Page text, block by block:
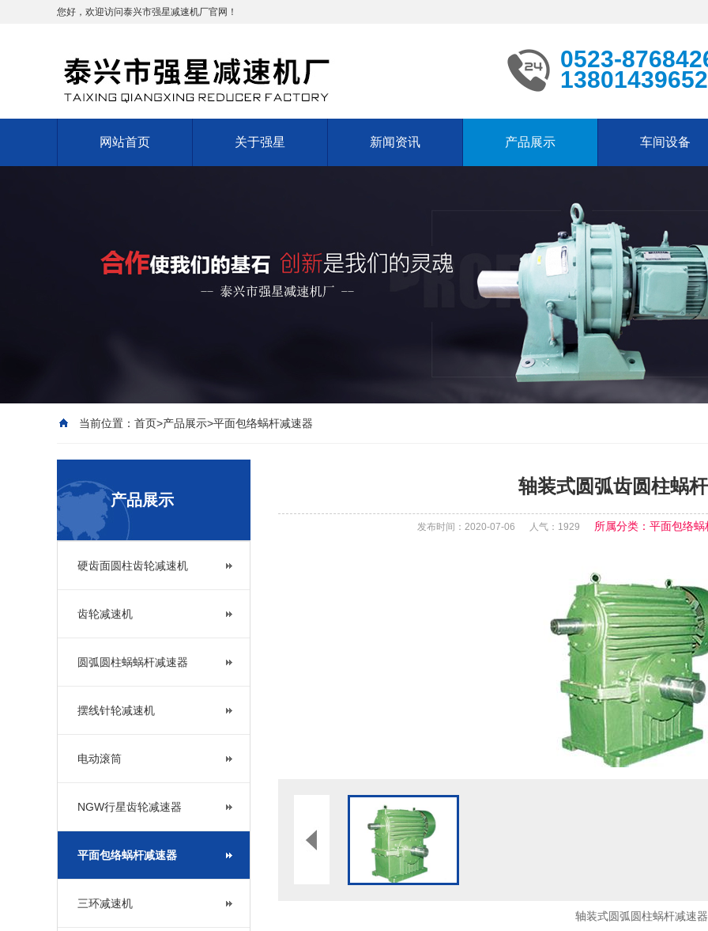
您好，欢迎访问泰兴市强星减速机厂官网！
0523-
13801439652
网站首页 关于强星 新闻资讯 产品展示 车间设备
当前位置： 首页>产品展示>平面包络蜗杆减速器
产品展示
硬齿面圆柱齿轮减速机
齿轮减速机
圆弧圆柱蜗蜗杆减速器
摆线针轮减速机
电动滚筒
NGW行星齿轮减速器
平面包络蜗杆减速器
三环减速机
轴装式圆弧齿圆柱蜗
发布时间：2020-07-06 人气： 1929 所属分类：平面包络蜗
轴装式圆弧圆柱蜗杆减速器